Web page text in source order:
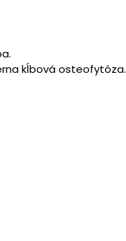
kĺbová osteofytóza.